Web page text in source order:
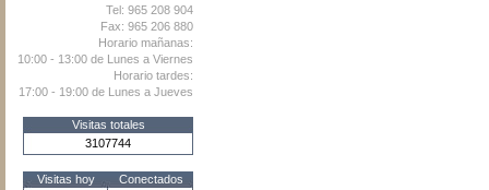
Tel: 965 208 904
Fax: 965 206 880
Horario mañanas:
10:00 - 13:00 de Lunes a Viernes
Horario tardes:
17:00 - 19:00 de Lunes a Jueves
Visitas totales
3107744
Visitas hoy
Conectados